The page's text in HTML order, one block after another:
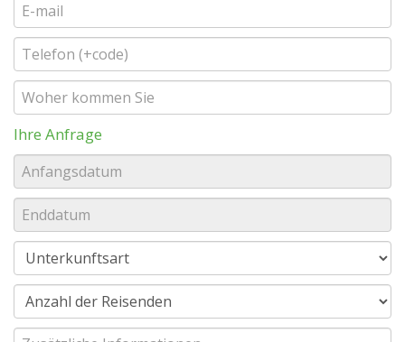
Ihre Anfrage